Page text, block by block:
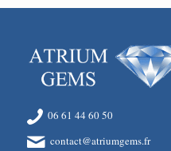
06 61 44 60 50
contact@atriumgems.fr